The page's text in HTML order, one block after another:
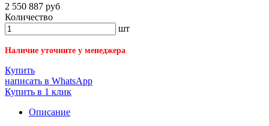
2 550 887 руб
Количество
шт
Наличие уточните у менеджера
Купить
написать в WhatsApp
Купить в 1 клик
Описание